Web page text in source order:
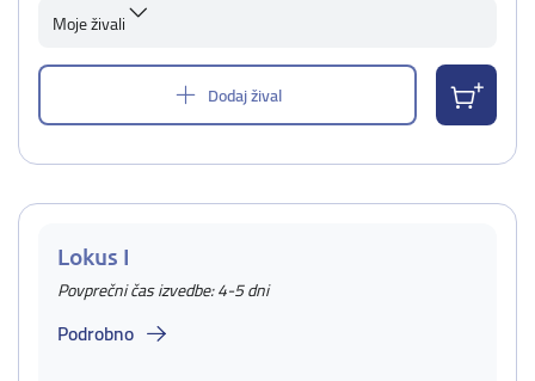
Moje živali
Dodaj žival
Lokus I
Povprečni čas izvedbe: 4-5 dni
Podrobno